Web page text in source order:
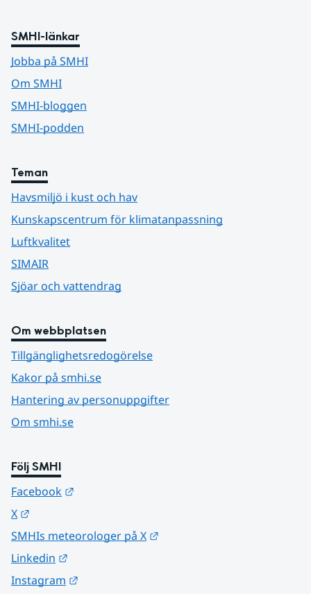
SMHI-länkar
Jobba på SMHI
Om SMHI
SMHI-bloggen
SMHI-podden
Teman
Havsmiljö i kust och hav
Kunskapscentrum för klimatanpassning
Luftkvalitet
SIMAIR
Sjöar och vattendrag
Om webbplatsen
Tillgänglighetsredogörelse
Kakor på smhi.se
Hantering av personuppgifter
Om smhi.se
Följ SMHI
Facebook
X
SMHIs meteorologer på X
Linkedin
Instagram